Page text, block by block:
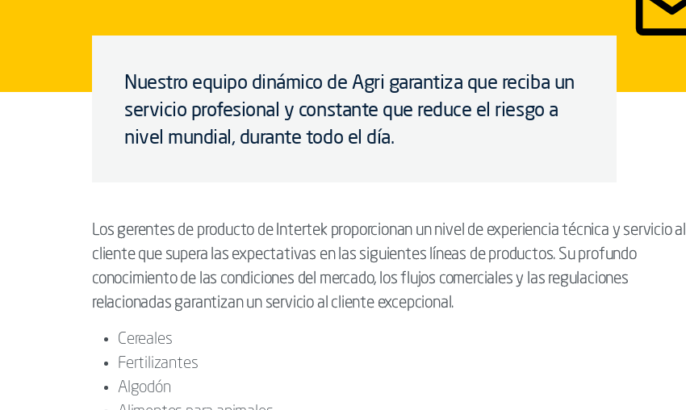
Nuestro equipo dinámico de Agri garantiza que reciba un
servicio profesional y constante que reduce el riesgo a
nivel mundial, durante todo el día.
Los gerentes de producto de Intertek proporcionan un nivel de experiencia técnica y servicio al
cliente que supera las expectativas en las siguientes líneas de productos. Su profundo
conocimiento de las condiciones del mercado, los flujos comerciales y las regulaciones
relacionadas garantizan un servicio al cliente excepcional.
Cereales
Fertilizantes
Algodón